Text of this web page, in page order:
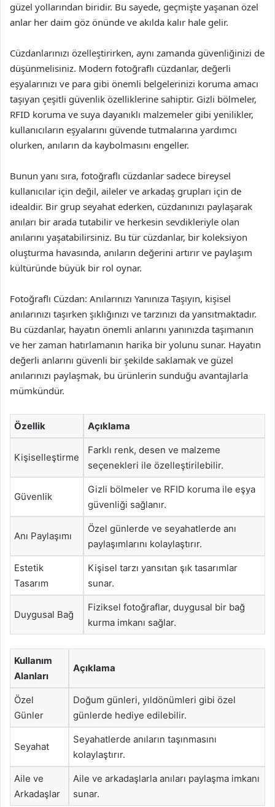
güzel yollarından biridir. Bu sayede, geçmişte yaşanan özel
anlar her daim göz önünde ve akılda kalır hale gelir.
Cüzdanlarınızı özelleştirirken, aynı zamanda güvenliğinizi de
düşünmelisiniz. Modern fotoğraflı cüzdanlar, değerli
eşyalarınızı ve para gibi önemli belgelerinizi koruma amacı
taşıyan çeşitli güvenlik özelliklerine sahiptir. Gizli bölmeler,
RFID koruma ve suya dayanıklı malzemeler gibi yenilikler,
kullanıcıların eşyalarını güvende tutmalarına yardımcı
olurken, anıların da kaybolmasını engeller.
Bunun yanı sıra, fotoğraflı cüzdanlar sadece bireysel
kullanıcılar için değil, aileler ve arkadaş grupları için de
idealdir. Bir grup seyahat ederken, cüzdanınızı paylaşarak
anıları bir arada tutabilir ve herkesin sevdikleriyle olan
anılarını yaşatabilirsiniz. Bu tür cüzdanlar, bir koleksiyon
oluşturma havasında, anıların değerini artırır ve paylaşım
kültüründe büyük bir rol oynar.
Fotoğraflı Cüzdan: Anılarınızı Yanınıza Taşıyın, kişisel
anılarınızı taşırken şıklığınızı ve tarzınızı da yansıtmaktadır.
Bu cüzdanlar, hayatın önemli anlarını yanınızda taşımanın
ve her zaman hatırlamanın harika bir yolunu sunar. Hayatın
değerli anlarını güvenli bir şekilde saklamak ve güzel
anılarınızı paylaşmak, bu ürünlerin sunduğu avantajlarla
mümkündür.
Özellik Açıklama
Kişiselleştirme
Farklı renk, desen ve malzeme
seçenekleri ile özelleştirilebilir.
Güvenlik
Gizli bölmeler ve RFID koruma ile eşya
güvenliği sağlanır.
Anı Paylaşımı
Özel günlerde ve seyahatlerde anı
paylaşımlarını kolaylaştırır.
Estetik
Tasarım
Kişisel tarzı yansıtan şık tasarımlar
sunar.
Duygusal Bağ
Fiziksel fotoğraflar, duygusal bir bağ
kurma imkanı sağlar.
Kullanım
Alanları
Açıklama
Özel
Günler
Doğum günleri, yıldönümleri gibi özel
günlerde hediye edilebilir.
Seyahat
Seyahatlerde anıların taşınmasını
kolaylaştırır.
Aile ve
Arkadaşlar
Aile ve arkadaşlarla anıları paylaşma imkanı
sunar.